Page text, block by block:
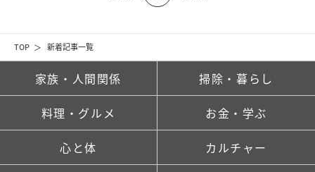
TOP 新着記事一覧
家族・人間関係 掃除・暮らし
料理・グルメ お金・学ぶ
心と体 カルチャー